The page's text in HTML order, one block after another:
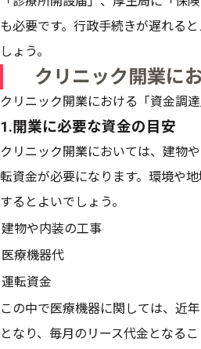
も必要です。行政手続きが遅れる
しょう。
クリニック開業に
クリニック開業における「資金調
1.開業に必要な資金の目安
クリニック開業においては、建物
転資金が必要になります。環境や
するとよいでしょう。
建物や内装の工事
医療機器代
運転資金
この中で医療機器に関しては、近
となり、毎月のリース代金となる